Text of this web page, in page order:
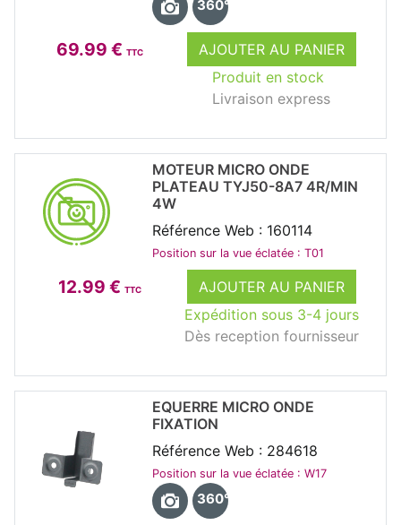
69.99 € TTC
AJOUTER AU PANIER
Produit en stock
Livraison express
360°
12.99 € TTC
AJOUTER AU PANIER
Expédition sous 3-4 jours
Dès reception fournisseur
MOTEUR MICRO ONDE
PLATEAU TYJ50-8A7 4R/MIN
4W
Référence Web : 160114
Position sur la vue éclatée : T01
EQUERRE MICRO ONDE
FIXATION
Référence Web : 284618
Position sur la vue éclatée : W17
360°